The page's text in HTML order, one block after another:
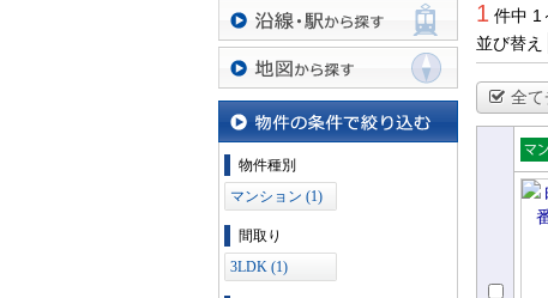
沿線・駅から探す
地図から探す
物件の条件で絞り込む
物件種別
マンション (1)
間取り
3LDK (1)
1 件中 1
並び替え
全て
売
ョ